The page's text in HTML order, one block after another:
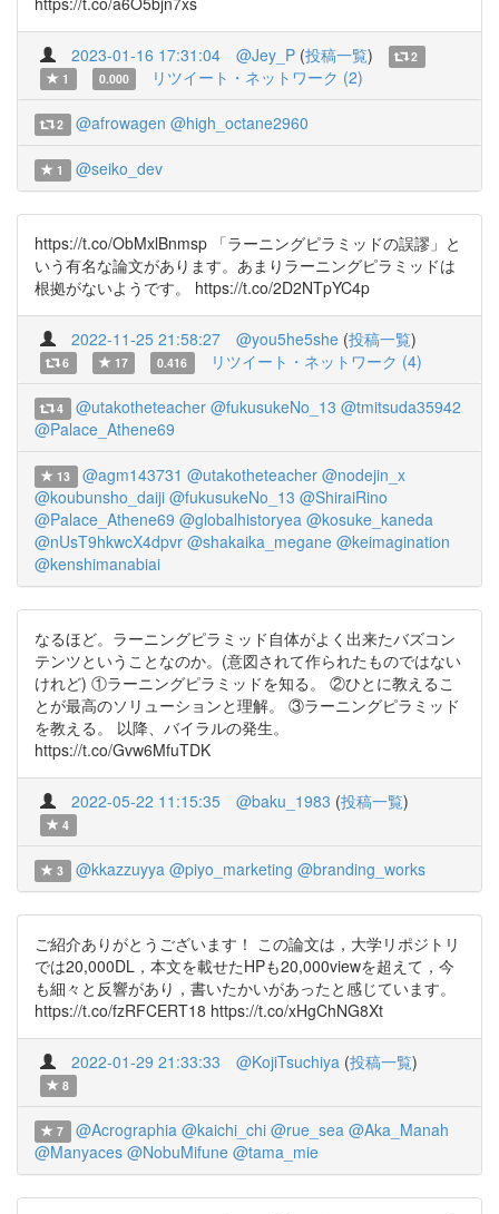
2023-01-16 17:31:04 @Jey_P (投稿一覧)
2
1
0.000 リツイート・ネットワーク (2)
2 @afrowagen @high_octane2960
1 @seiko_dev
https://t.co/ObMxlBnmsp 「ラーニングピラミッドの誤謬」と
いう有名な論文があります。あまりラーニングピラミッドは
根拠がないようです。 https://t.co/2D2NTpYC4p
2022-11-25 21:58:27 @you5he5she (投稿一覧)
6 17 0.416 リツイート・ネットワーク (4)
4 @utakotheteacher @fukusukeNo_13 @tmitsuda35942
@Palace_Athene69
13 @agm143731 @utakotheteacher @nodejin_x
@koubunsho_daiji @fukusukeNo_13 @ShiraiRino
@Palace_Athene69 @globalhistoryea @kosuke_kaneda
@nUsT9hkwcX4dpvr @shakaika_megane @keimagination
@kenshimanabiai
なるほど。ラーニングピラミッド自体がよく出来たバズコン
テンツということなのか。(意図されて作られたものではない
けれど) ①ラーニングピラミッドを知る。 ②ひとに教えるこ
とが最高のソリューションと理解。 ③ラーニングピラミッド
を教える。 以降、バイラルの発生。
https://t.co/Gvw6MfuTDK
2022-05-22 11:15:35 @baku_1983 (投稿一覧)
4
3 @kkazzuyya @piyo_marketing @branding_works
ご紹介ありがとうございます！ この論文は，大学リポジトリ
では20,000DL，本文を載せたHPも20,000viewを超えて，今
も細々と反響があり，書いたかいがあったと感じています。
https://t.co/fzRFCERT18 https://t.co/xHgChNG8Xt
2022-01-29 21:33:33 @KojiTsuchiya (投稿一覧)
8
7 @Acrographia @kaichi_chi @rue_sea @Aka_Manah
@Manyaces @NobuMifune @tama_mie